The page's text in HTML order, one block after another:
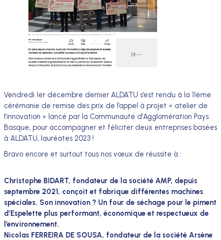
Vendredi 1er décembre dernier ALDATU s’est rendu à la 11ème
cérémonie de remise des prix de l’appel à projet « atelier de
l’innovation » lancé par la Communauté d’Agglomération Pays
Basque, pour accompagner et féliciter deux entreprises basées
à ALDATU, lauréates 2023 !
Bravo encore et surtout tous nos vœux de réussite à :
Christophe BIDART, fondateur de la société AMP, depuis
septembre 2021, conçoit et fabrique différentes machines
spéciales. Son innovation ? Un four de séchage pour le piment
d’Espelette plus performant, économique et respectueux de
l’environnement.
Nicolas FERREIRA DE SOUSA, fondateur de la société Arsène